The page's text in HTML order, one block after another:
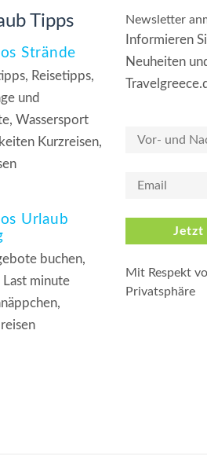
Tipps
Strände
Reisetipps,
und
Wassersport
Kurzreisen,
Urlaub
buchen,
Last minute
Newsletter
Informieren
Neuheiten
Jetzt
Mit Respekt
Privatsphäre